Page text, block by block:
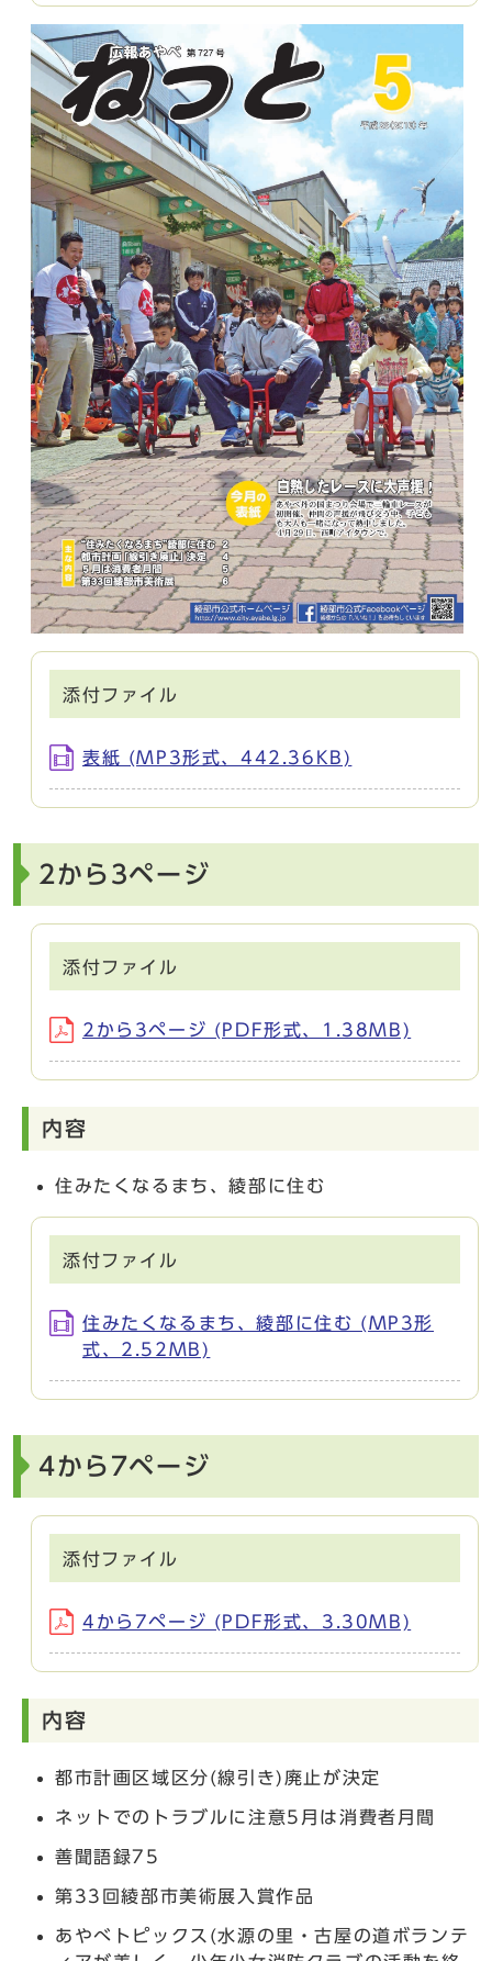
添付ファイル
表紙 (MP3形式、442.36KB)
2から3ページ
添付ファイル
2から3ページ (PDF形式、1.38MB)
内容
住みたくなるまち、綾部に住む
添付ファイル
住みたくなるまち、綾部に住む (MP3形
式、2.52MB)
4から7ページ
添付ファイル
4から7ページ (PDF形式、3.30MB)
内容
都市計画区域区分(線引き)廃止が決定
ネットでのトラブルに注意5月は消費者月間
善聞語録75
第33回綾部市美術展入賞作品
あやべトピックス(水源の里・古屋の道ボランテ